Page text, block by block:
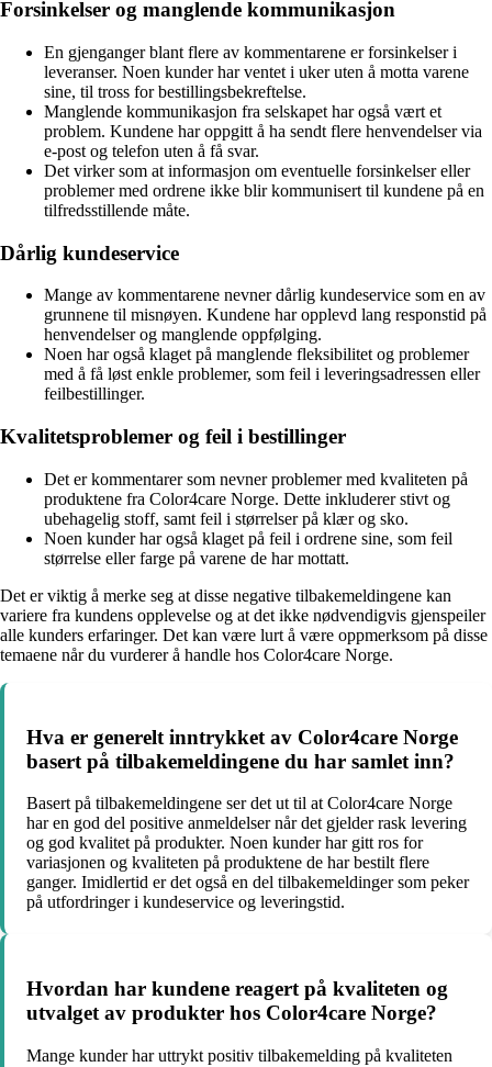
Forsinkelser og manglende kommunikasjon
En gjenganger blant flere av kommentarene er forsinkelser i
leveranser. Noen kunder har ventet i uker uten å motta varene
sine, til tross for bestillingsbekreftelse.
Manglende kommunikasjon fra selskapet har også vært et
problem. Kundene har oppgitt å ha sendt flere henvendelser via
e-post og telefon uten å få svar.
Det virker som at informasjon om eventuelle forsinkelser eller
problemer med ordrene ikke blir kommunisert til kundene på en
tilfredsstillende måte.
Dårlig kundeservice
Mange av kommentarene nevner dårlig kundeservice som en av
grunnene til misnøyen. Kundene har opplevd lang responstid på
henvendelser og manglende oppfølging.
Noen har også klaget på manglende fleksibilitet og problemer
med å få løst enkle problemer, som feil i leveringsadressen eller
feilbestillinger.
Kvalitetsproblemer og feil i bestillinger
Det er kommentarer som nevner problemer med kvaliteten på
produktene fra Color4care Norge. Dette inkluderer stivt og
ubehagelig stoff, samt feil i størrelser på klær og sko.
Noen kunder har også klaget på feil i ordrene sine, som feil
størrelse eller farge på varene de har mottatt.
Det er viktig å merke seg at disse negative tilbakemeldingene kan
variere fra kundens opplevelse og at det ikke nødvendigvis gjenspeiler
alle kunders erfaringer. Det kan være lurt å være oppmerksom på disse
temaene når du vurderer å handle hos Color4care Norge.
Hva er generelt inntrykket av Color4care Norge
basert på tilbakemeldingene du har samlet inn?
Basert på tilbakemeldingene ser det ut til at Color4care Norge
har en god del positive anmeldelser når det gjelder rask levering
og god kvalitet på produkter. Noen kunder har gitt ros for
variasjonen og kvaliteten på produktene de har bestilt flere
ganger. Imidlertid er det også en del tilbakemeldinger som peker
på utfordringer i kundeservice og leveringstid.
Hvordan har kundene reagert på kvaliteten og
utvalget av produkter hos Color4care Norge?
Mange kunder har uttrykt positiv tilbakemelding på kvaliteten